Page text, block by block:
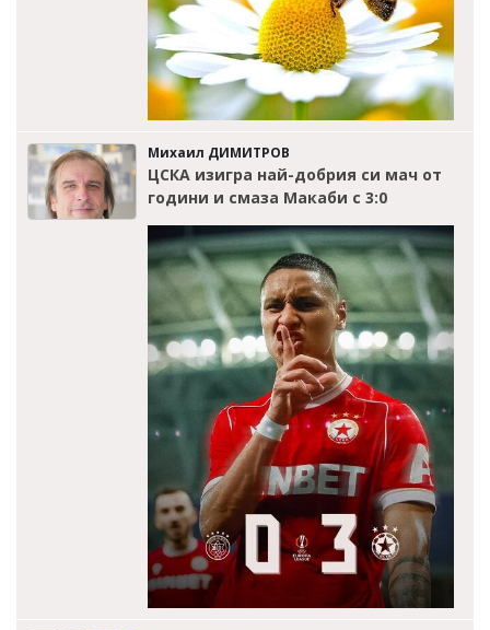
Михаил ДИМИТРОВ
ЦСКА изигра най-добрия си мач от
години и смаза Макаби с 3:0